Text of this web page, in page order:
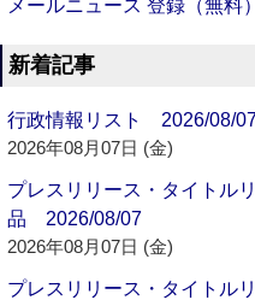
メールニュース 登録（無料）
新着記事
行政情報リスト 2026/08/
2026年08月07日 (金)
プレスリリース・タイトル
品 2026/08/07
2026年08月07日 (金)
プレスリリース・タイトル